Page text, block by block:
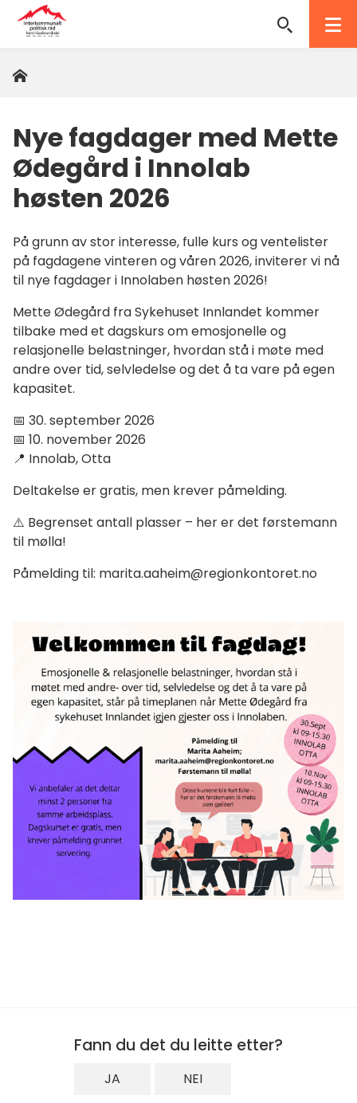
Interkommunalt
politisk
Nord-
Gudbrandsdal
DuHjem
Nye fagdager med Mette
Ødegård i Innolab
høsten 2026
På grunn av stor interesse, fulle kurs og ventelister
på fagdagene vinteren og våren 2026, inviterer vi nå
til nye fagdager i Innolaben høsten 2026!
Mette Ødegård fra Sykehuset Innlandet kommer
tilbake med et dagskurs om emosjonelle og
relasjonelle belastninger, hvordan stå i møte med
andre over tid, selvledelse og det å ta vare på egen
kapasitet.
📅 30. september 2026
📅 10. november 2026
📍 Innolab, Otta
Deltakelse er gratis, men krever påmelding.
⚠️ Begrenset antall plasser – her er det førstemann
til mølla!
Påmelding til: marita.aaheim@regionkontoret.no
Fann du det du leitte etter?
JA NEI